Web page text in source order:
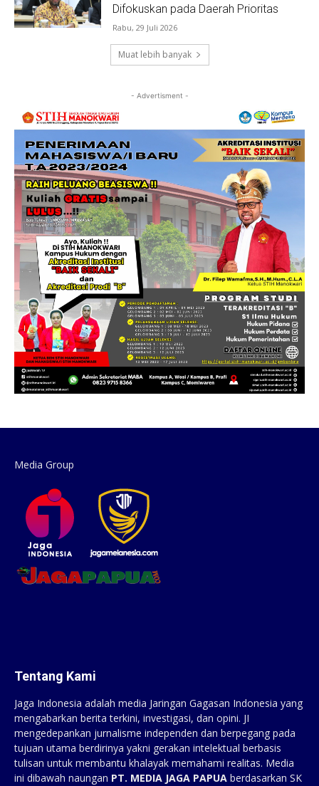
Difokuskan pada Daerah Prioritas
Rabu, 29 Juli 2026
Muat lebih banyak
- Advertisment -
Media Group
Tentang Kami
Jaga Indonesia adalah media Jaringan Gagasan Indonesia yang
mengabarkan berita terkini, investigasi, dan opini. JI
mengedepankan jurnalisme independen dan berpegang pada
tujuan utama berdirinya yakni gerakan intelektual berbasis
tulisan untuk membantu khalayak memahami realitas. Media
ini dibawah naungan PT. MEDIA JAGA PAPUA berdasarkan SK